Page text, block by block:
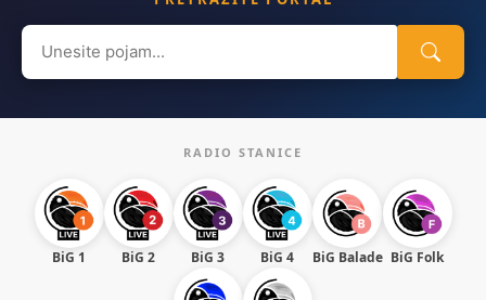
Search
for:
RADIO STANICE
BiG 1 BiG 2 BiG 3 BiG 4 BiG Balade BiG Folk